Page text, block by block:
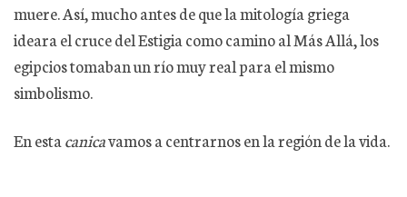
muere. Así, mucho antes de que la mitología griega
ideara el cruce del Estigia como camino al Más Allá, los
egipcios tomaban un río muy real para el mismo
simbolismo.
En esta canicavamos a centrarnos en la región de la vida.